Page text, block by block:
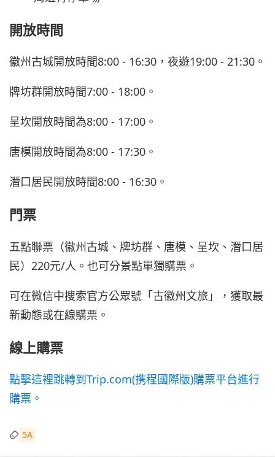
開放時間
徽州古城開放時間8:00 - 16:30，夜遊19:00 - 21:30。
牌坊群開放時間7:00 - 18:00。
呈坎開放時間為8:00 - 17:00。
唐模開放時間為8:00 - 17:30。
潛口居民開放時間8:00 - 16:30。
門票
五點聯票（徽州古城、牌坊群、唐模、呈坎、潛口居
民）220元/人。也可分景點單獨購票。
可在微信中搜索官方公眾號「古徽州文旅」，獲取最
新動態或在線購票。
線上購票
點擊這裡跳轉到Trip.com(携程國際版)購票平台進行
購票。
5A